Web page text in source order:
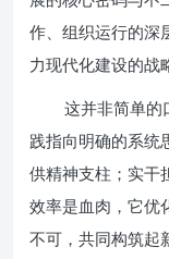
作、组织运行的深
力现代化建设的战
这并非简单的
践指向明确的系统
供精神支柱；实干
效率是血肉，它优
不可，共同构筑起